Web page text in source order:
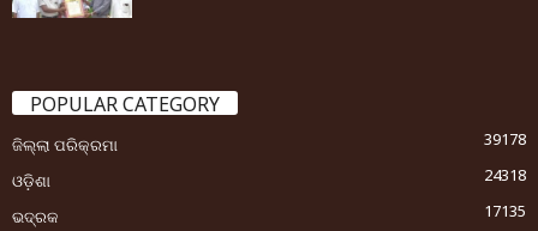
POPULAR CATEGORY
ଜିଲ୍ଲା ପରିକ୍ରମା
39178
ଓଡ଼ିଶା
24318
ଭଦ୍ରକ
17135